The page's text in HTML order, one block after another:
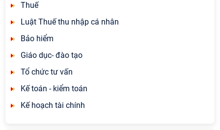
Thuế
Luật Thuế thu nhập cá nhân
Bảo hiểm
Giáo dục- đào tạo
Tổ chức tư vấn
Kế toán - kiểm toán
Kế hoạch tài chính